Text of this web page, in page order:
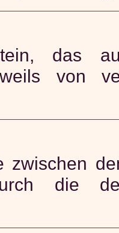
das
von
zwischen
die